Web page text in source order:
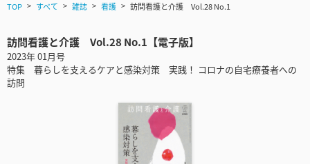
TOP すべて 雑誌 看護 訪問看護と介護 Vol.28 No.1
訪問看護と介護 Vol.28 No.1【電子版】
2023年 01月号
特集 暮らしを支えるケアと感染対策 実践！ コロナの自宅療養者への
訪問